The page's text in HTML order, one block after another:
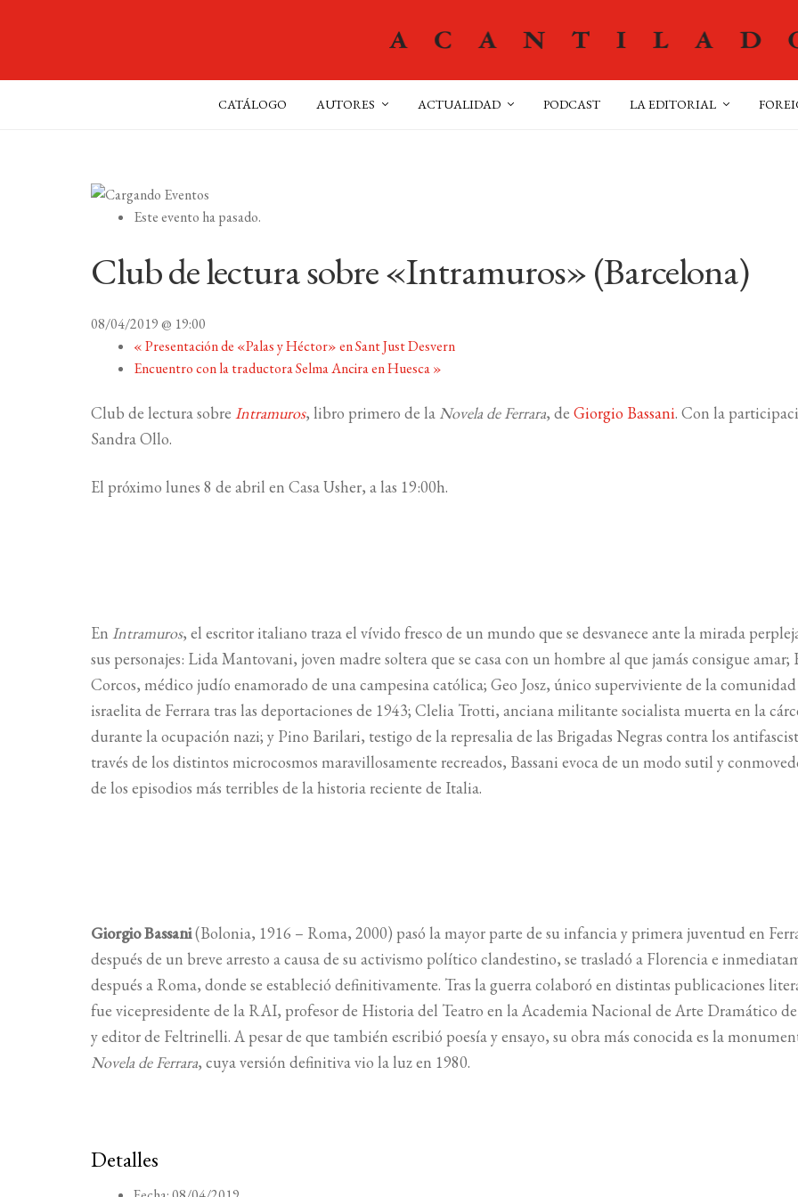
CATÁLOGO AUTORES ACTUALIDAD PODCAST LA EDITORIAL
Este evento ha pasado.
Club de lectura sobre «Intramuros» (Barcelona)
08/04/2019 @ 19:00
«Presentación de «Palas y Héctor» en Sant Just Desvern
Encuentro con la traductora Selma Ancira en Huesca»
Club de lectura sobreIntramuros, libro primero de la Novela de Ferrara, deGiorgio Bassani. Con la
Sandra Ollo.
El próximo lunes 8 de abril en Casa Usher, a las 19:00h.
En Intramuros, el escritor italiano traza el vívido fresco de un mundo que se desvanece ante la mirada
sus personajes: Lida Mantovani, joven madre soltera que se casa con un hombre al que jamás consigue amar;
Corcos, médico judío enamorado de una campesina católica; Geo Josz, único superviviente de la comunidad
israelita de Ferrara tras las deportaciones de 1943; Clelia Trotti, anciana militante socialista muerta en la
durante la ocupación nazi; y Pino Barilari, testigo de la represalia de las Brigadas Negras contra los
través de los distintos microcosmos maravillosamente recreados, Bassani evoca de un modo sutil y
de los episodios más terribles de la historia reciente de Italia.
Giorgio Bassani(Bolonia, 1916 – Roma, 2000) pasó la mayor parte de su infancia y primera juventud en
después de un breve arresto a causa de su activismo político clandestino, se trasladó a Florencia e
después a Roma, donde se estableció definitivamente. Tras la guerra colaboró en distintas publicaciones
fue vicepresidente de la RAI, profesor de Historia del Teatro en la Academia Nacional de Arte Dramático
y editor de Feltrinelli. A pesar de que también escribió poesía y ensayo, su obra más conocida es la
Novela de Ferrara, cuya versión definitiva vio la luz en 1980.
Detalles